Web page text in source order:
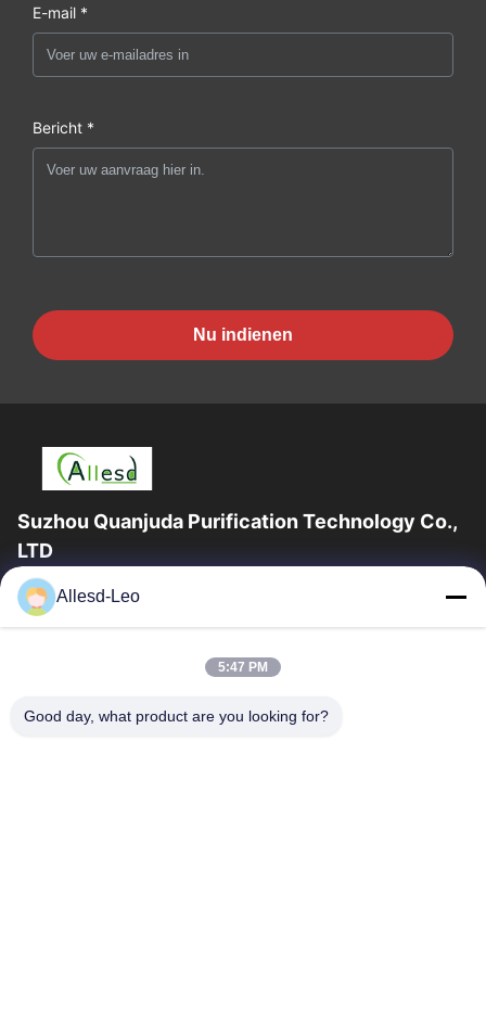
E-mail *
Bericht *
Nu indienen
Suzhou Quanjuda Purification Technology Co.,
LTD
16years ervaring, als belangrijke fabrikant en exporteur van
ESD & Cleanroom producten, bieden wij een volledige lijn van
Huis
Producten
Allesd-Leo
5:47 PM
Good day, what product are you looking for?